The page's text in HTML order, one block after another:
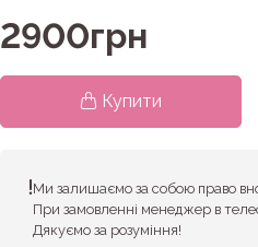
2900грн
Купити
Ми залишаємо за собою право
При замовленні менеджер в
Дякуємо за розуміння!